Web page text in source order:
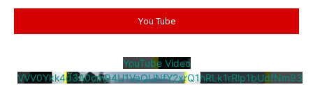
You Tube
YouTube Video
VVV0Ykk4d3A0cm94U1VaQUNfY2xrQ1hRLk1rRlp1bUdfNm93